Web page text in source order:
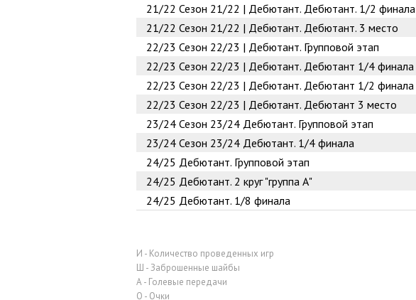
21/22 Сезон 21/22 | Дебютант. Дебютант. 1/2 финала
21/22 Сезон 21/22 | Дебютант. Дебютант. 3 место
22/23 Сезон 22/23 | Дебютант. Групповой этап
22/23 Сезон 22/23 | Дебютант. Дебютант 1/4 финала
22/23 Сезон 22/23 | Дебютант. Дебютант 1/2 финала
22/23 Сезон 22/23 | Дебютант. Дебютант 3 место
23/24 Сезон 23/24 Дебютант. Групповой этап
23/24 Сезон 23/24 Дебютант. 1/4 финала
24/25 Дебютант. Групповой этап
24/25 Дебютант. 2 круг "группа А"
24/25 Дебютант. 1/8 финала
И - Количество проведенных игр
Ш - Заброшенные шайбы
А - Голевые передачи
О - Очки